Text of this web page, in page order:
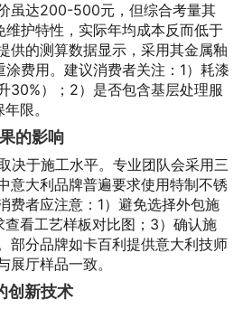
虽达200-500元，但综合考量其
护特性，实际年均成本反而低于
供的测算数据显示，采用其金属釉
费用。建议消费者关注：1）耗漆
30%）；2）是否包含基层处理服
限。
的影响
决于施工水平。专业团队会采用三
意大利品牌普遍要求使用特制不锈
费者应注意：1）避免选择外包施
看工艺样板对比图；3）确认施
部分品牌如卡百利提供意大利技师
展厅样品一致。
创新技术